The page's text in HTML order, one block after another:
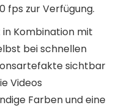
fps zur Verfügung.
in Kombination mit
bei schnellen
sichtbar
Videos
Farben und eine